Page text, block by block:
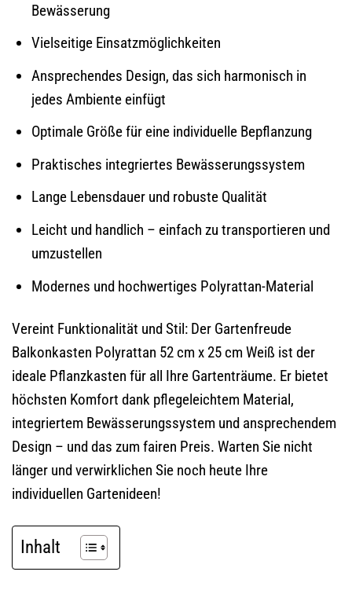
Bewässerung
Vielseitige Einsatzmöglichkeiten
Ansprechendes Design, das sich harmonisch in
jedes Ambiente einfügt
Optimale Größe für eine individuelle Bepflanzung
Praktisches integriertes Bewässerungssystem
Lange Lebensdauer und robuste Qualität
Leicht und handlich – einfach zu transportieren und
umzustellen
Modernes und hochwertiges Polyrattan-Material
Vereint Funktionalität und Stil: Der Gartenfreude
Balkonkasten Polyrattan 52 cm x 25 cm Weiß ist der
ideale Pflanzkasten für all Ihre Gartenträume. Er bietet
höchsten Komfort dank pflegeleichtem Material,
integriertem Bewässerungssystem und ansprechendem
Design – und das zum fairen Preis. Warten Sie nicht
länger und verwirklichen Sie noch heute Ihre
individuellen Gartenideen!
Inhalt